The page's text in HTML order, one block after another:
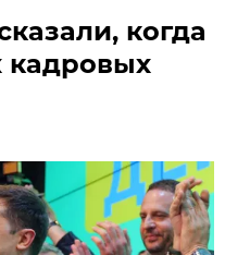
когда
кадровых